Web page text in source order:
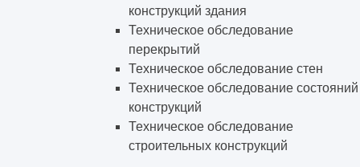
конструкций здания
Техническое обследование
перекрытий
Техническое обследование стен
Техническое обследование состояний
конструкций
Техническое обследование
строительных конструкций